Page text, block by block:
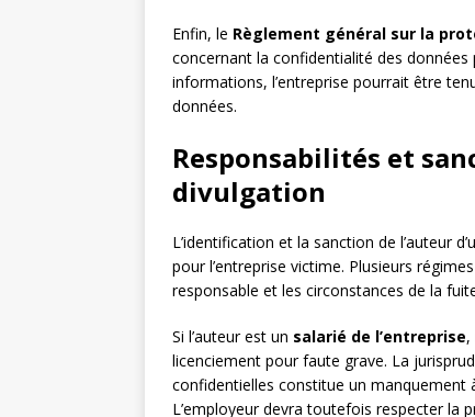
Enfin, le Règlement général sur la
concernant la confidentialité des données
informations, l’entreprise pourrait être
données.
Responsabilités et
divulgation
L’identification et la sanction de l’auteur
pour l’entreprise victime. Plusieurs
responsable et les circonstances de la
Si l’auteur est un salarié de l’entreprise,
licenciement pour faute grave. La
confidentielles constitue un manquement
L’employeur devra toutefois respecter la